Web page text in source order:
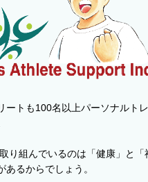
ートも100名以上パーソナルトレ
り組んでいるのは「健康」と「
るからでしょう。